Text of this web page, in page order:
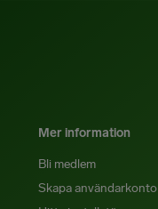
Mer information
Bli medlem
Skapa användarkonto